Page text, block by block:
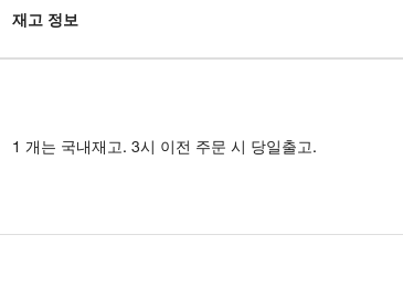
재고 정보
1 개는 국내재고. 3시 이전 주문 시 당일출고.